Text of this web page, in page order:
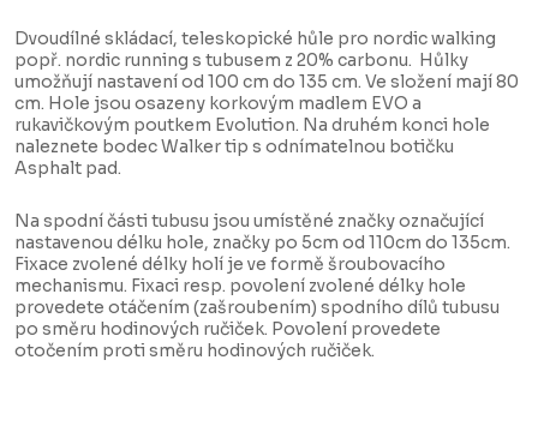
Dvoudílné skládací, teleskopické hůle pro nordic walking
popř. nordic running s tubusem z 20% carbonu. Hůlky
umožňují nastavení od 100 cm do 135 cm. Ve složení mají 80
cm. Hole jsou osazeny korkovým madlem EVO a
rukavičkovým poutkem Evolution. Na druhém konci hole
naleznete bodec Walker tip s odnímatelnou botičku
Asphalt pad.
Na spodní části tubusu jsou umístěné značky označující
nastavenou délku hole, značky po 5cm od 110cm do 135cm.
Fixace zvolené délky holí je ve formě šroubovacího
mechanismu. Fixaci resp. povolení zvolené délky hole
provedete otáčením (zašroubením) spodního dílů tubusu
po směru hodinových ručiček. Povolení provedete
otočením proti směru hodinových ručiček.